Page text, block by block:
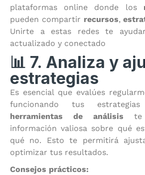
plataformas online donde los
pueden compartir recursos,
Unirte a estas redes te
actualizado y conectado
📊 7. Analiza y
estrategias
Es esencial que evalúes
funcionando tus
herramientas de análisis te
información valiosa sobre qué
qué no. Esto te permitirá
optimizar tus resultados.
Consejos prácticos: